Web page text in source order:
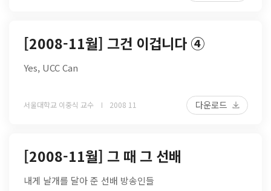
[2008-11월] 그건 이겁니다 ④
Yes, UCC Can
서울대학교 이중식 교수 2008 11 다운로드
[2008-11월] 그 때 그 선배
내게 날개를 달아 준 선배 방송인들